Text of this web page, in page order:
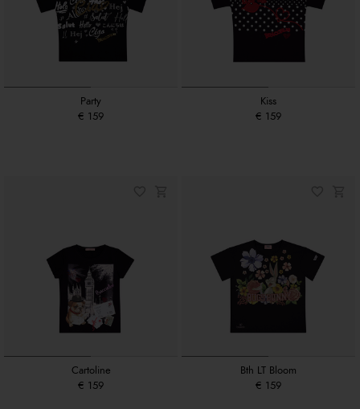
Party
€ 159
Kiss
€ 159
Cartoline
€ 159
Bth LT Bloom
€ 159